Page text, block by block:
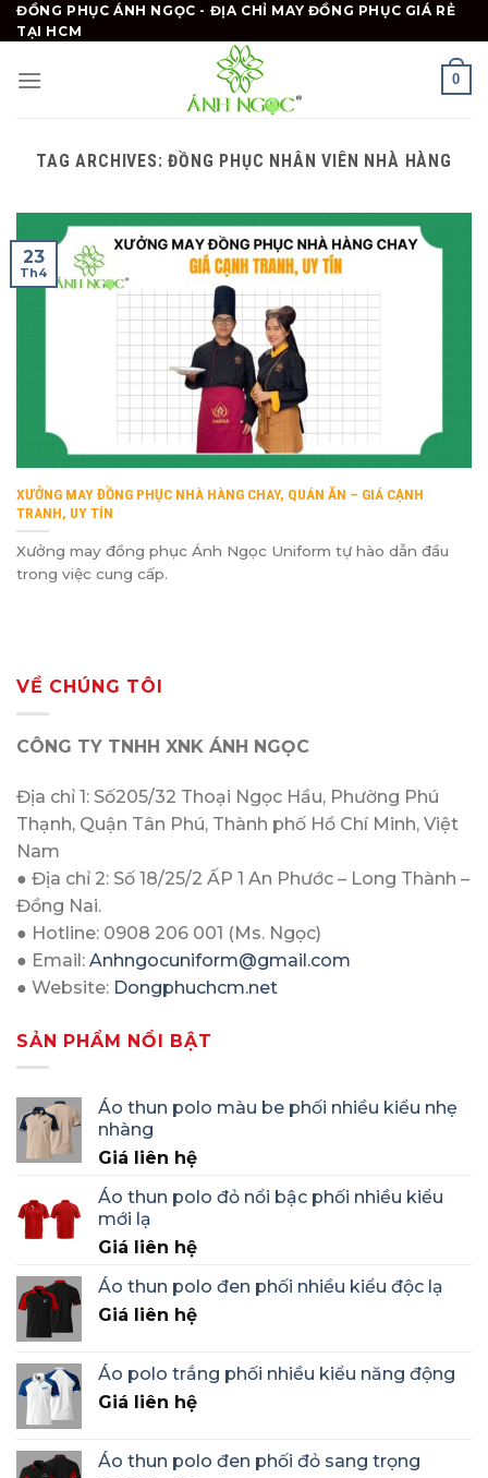
Skip
to
ĐỒNG PHỤC ÁNH NGỌC - ĐỊA CHỈ MAY ĐỒNG PHỤC GIÁ RẺ
TẠI HCM
0
TAG ARCHIVES:ĐỒNG PHỤC NHÂN VIÊN NHÀ HÀNG
XƯỞNG MAY ĐỒNG PHỤC NHÀ HÀNG CHAY, QUÁN ĂN – GIÁ CẠNH
TRANH, UY TÍN
Xưởng may đồng phục Ánh Ngọc Uniform tự hào dẫn đầu
trong việc cung cấp.
23
Th4
VỀ CHÚNG TÔI
CÔNG TY TNHH XNK ÁNH NGỌC
Địa chỉ 1: Số205/32 Thoại Ngọc Hầu, Phường Phú
Thạnh, Quận Tân Phú, Thành phố Hồ Chí Minh, Việt
Nam
● Địa chỉ 2: Số 18/25/2 ẤP 1 An Phước – Long Thành –
Đồng Nai.
● Hotline: 0908 206 001 (Ms. Ngọc)
● Email: Anhngocuniform@gmail.com
● Website: Dongphuchcm.net
SẢN PHẨM NỔI BẬT
Áo thun polo màu be phối nhiều kiểu nhẹ
nhàng
Giá liên hệ
Áo thun polo đỏ nổi bậc phối nhiều kiểu
mới lạ
Giá liên hệ
Áo thun polo đen phối nhiều kiểu độc lạ
Giá liên hệ
Áo polo trắng phối nhiều kiểu năng động
Giá liên hệ
Áo thun polo đen phối đỏ sang trọng